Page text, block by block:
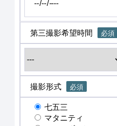
第三撮影希望時間 必須
撮影形式 必須
七五三
マタニティ